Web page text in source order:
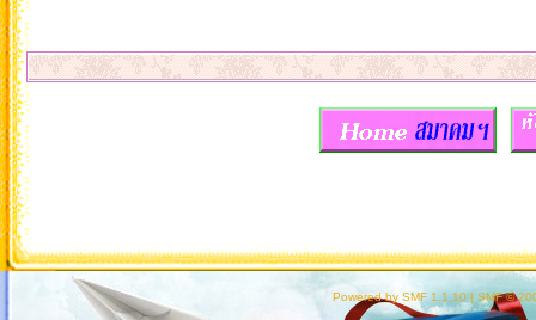
Powered by SMF 1.1.10 | SMF ©